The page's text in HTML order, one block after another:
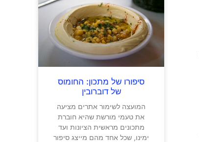
סיפורו של מתכון: החומוס
של דוברובין
המועצה לשימור אתרים מציעה
את טעמי מורשת שהיא חוברת
מתכונים מראשית הציונות ועד
ימינו, שכל אחד מהם מייצג סיפור